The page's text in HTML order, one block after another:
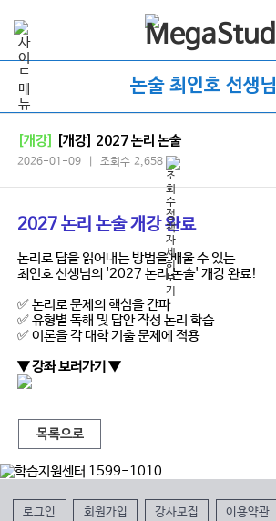
논술 최인호 선생님
[개강] [개강] 2027 논리 논술
2026-01-09 | 조회수 2,658
2027 논리 논술 개강 완료
논리로 답을 읽어내는 방법을 배울 수 있는
최인호 선생님의 '2027 논리 논술' 개강 완료!
✅ 논리로 문제의 핵심을 간파
✅ 유형별 독해 및 답안 작성 논리 학습
✅ 이론을 각 대학 기출 문제에 적용
▼ 강좌 보러가기 ▼
목록으로
로그인 회원가입 강사모집 이용약관